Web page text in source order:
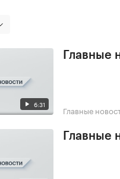
6:31
Главные
Главные